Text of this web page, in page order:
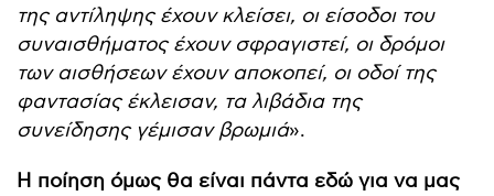
της αντίληψης έχουν κλείσει, οι είσοδοι του
συναισθήματος έχουν σφραγιστεί, οι δρόμοι
των αισθήσεων έχουν αποκοπεί, οι οδοί της
φαντασίας έκλεισαν, τα λιβάδια της
συνείδησης γέμισαν βρωμιά».
Η ποίηση όμως θα είναι πάντα εδώ για να μας